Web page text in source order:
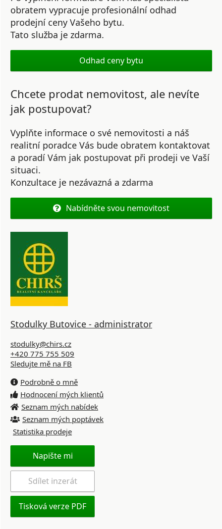
obratem vypracuje profesionální odhad
prodejní ceny Vašeho bytu.
Tato služba je zdarma.
Odhad ceny bytu
Chcete prodat nemovitost, ale nevíte
jak postupovat?
Vyplňte informace o své nemovitosti a náš
realitní poradce Vás bude obratem kontaktovat
a poradí Vám jak postupovat při prodeji ve Vaší
situaci.
Konzultace je nezávazná a zdarma
Nabídněte svou nemovitost
Stodulky Butovice - administrator
stodulky@chirs.cz
+420 775 755 509
Sledujte mě na FB
Podrobně o mně
Hodnocení mých klientů
Seznam mých nabídek
Seznam mých poptávek
Statistika prodeje
Napište mi
Sdílet inzerát
Tisková verze PDF